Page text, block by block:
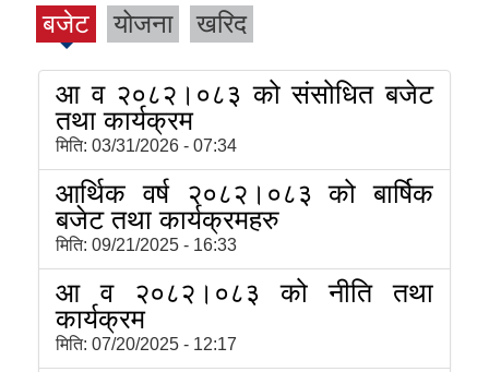
बजेट योजना खरिद
आ व २०८२।०८३ को संसोधित बजेट
तथा कार्यक्रम
मिति: 03/31/2026 - 07:34
आर्थिक वर्ष २०८२।०८३ को बार्षिक
बजेट तथा कार्यक्रमहरु
मिति: 09/21/2025 - 16:33
आ व २०८२।०८३ को नीति तथा
कार्यक्रम
मिति: 07/20/2025 - 12:17